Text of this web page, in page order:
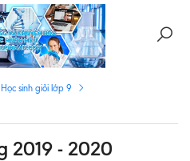
Học sinh giỏi lớp 9
2019 - 2020